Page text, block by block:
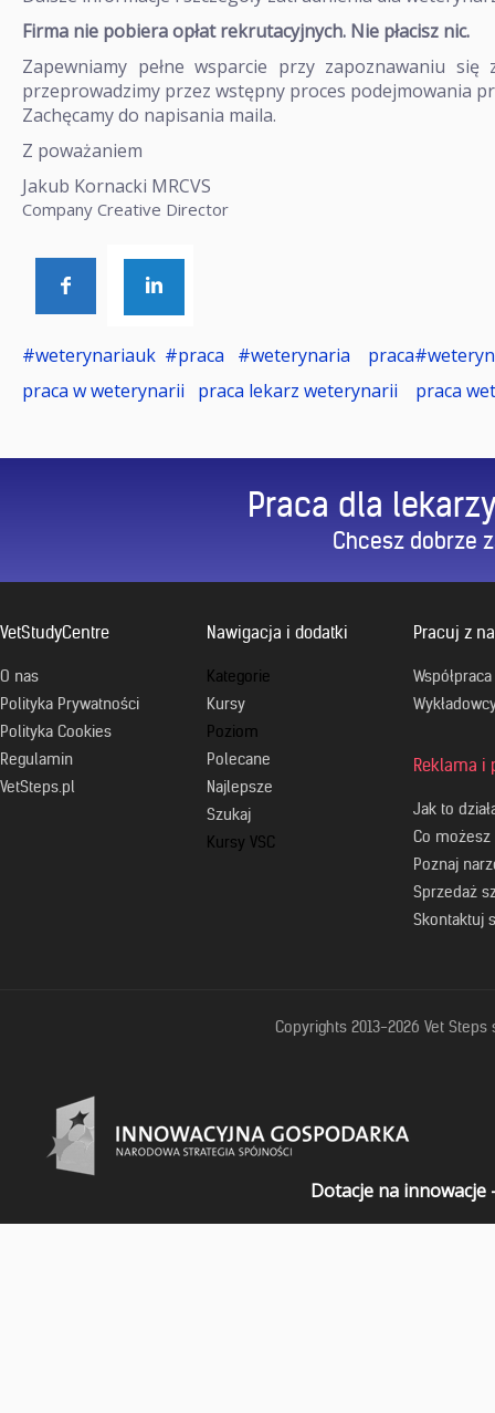
Firma nie pobiera opłat rekrutacyjnych. Nie płacisz nic.
Zapewniamy pełne wsparcie przy zapoznawaniu
przeprowadzimy przez wstępny proces podejmowania
Zachęcamy do napisania maila.
Z poważaniem
Jakub Kornacki MRCVS
Company Creative Director
#weterynariauk #praca #weterynaria
praca w weterynarii praca lekarz weterynarii praca
Praca dla
Chcesz dobrze
VetStudyCentre
O nas
Polityka Prywatności
Polityka Cookies
Regulamin
VetSteps.pl
Nawigacja i dodatki
Kategorie
Kursy
Poziom
Polecane
Najlepsze
Szukaj
Kursy VSC
Pracuj z
Współpraca
Reklama i
Jak to
Co
Poznaj
Sprzedaż
Skontaktuj
Copyrights 2013-2026 Vet
Dotacje na innowacje